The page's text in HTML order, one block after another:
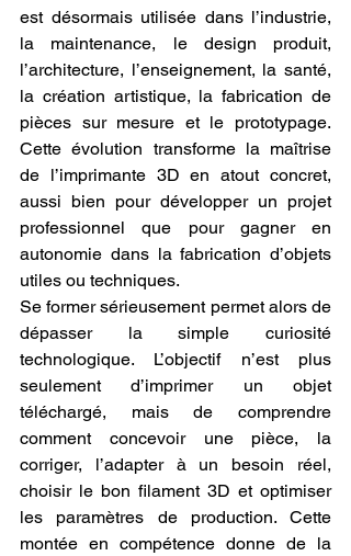
est désormais utilisée dans l’industrie,
la maintenance, le design produit,
l’architecture, l’enseignement, la santé,
la création artistique, la fabrication de
pièces sur mesure et le prototypage.
Cette évolution transforme la maîtrise
de l’imprimante 3D en atout concret,
aussi bien pour développer un projet
professionnel que pour gagner en
autonomie dans la fabrication d’objets
utiles ou techniques.
Se former sérieusement permet alors de
dépasser la simple curiosité
technologique. L’objectif n’est plus
seulement d’imprimer un objet
téléchargé, mais de comprendre
comment concevoir une pièce, la
corriger, l’adapter à un besoin réel,
choisir le bon filament 3D et optimiser
les paramètres de production. Cette
montée en compétence donne de la